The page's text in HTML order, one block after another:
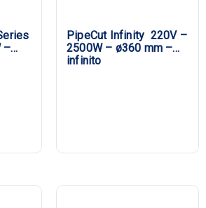
–
PipeCut Infinity 220V –
2500W – ø360 mm –
infinito